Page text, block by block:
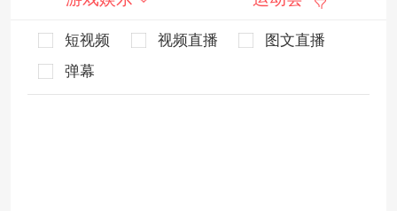
短视频 视频直播
图文直播
弹幕